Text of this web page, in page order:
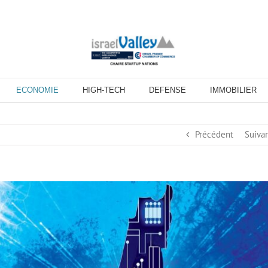
ECONOMIE HIGH-TECH DEFENSE IMMOBILIER
Précédent